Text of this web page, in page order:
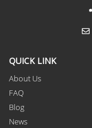
QUICK LINK
About Us
FAQ
Blog
News